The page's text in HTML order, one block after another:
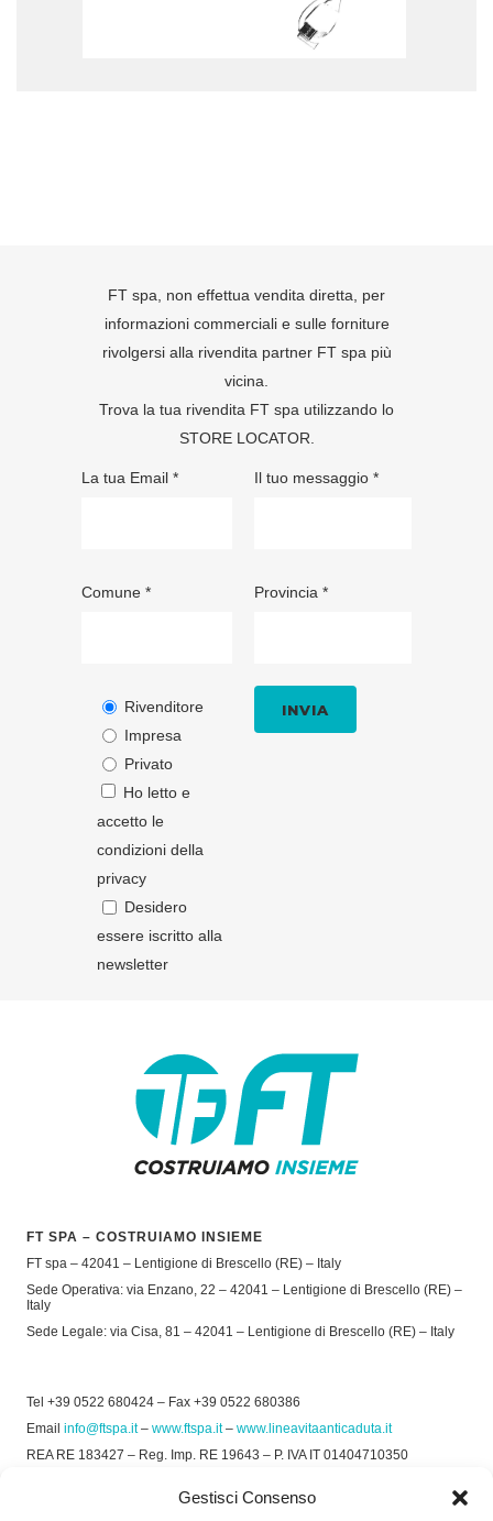
Gestisci Consenso
FT spa, non effettua vendita diretta, per
informazioni commerciali e sulle forniture
rivolgersi alla rivendita partner FT spa più
vicina.
Trova la tua rivendita FT spa utilizzando lo
STORE LOCATOR
La tua Email *
Comune *
Rivenditore
Impresa
Privato
Ho letto e
accetto le
condizioni della
privacy
Desidero
essere iscritto alla
newsletter
Il tuo messaggio *
Provincia *
FT SPA – COSTRUIAMO INSIEME
FT spa – 42041 – Lentigione di Brescello (RE) – Italy
Sede Operativa: via Enzano, 22 – 42041 – Lentigione di Brescello (RE) –
Italy
Sede Legale: via Cisa, 81 – 42041 – Lentigione di Brescello (RE) – Italy
Tel +39 0522 680424 – Fax +39 0522 680386
Email info@ftspa.it– www.ftspa.it– www.lineavitaanticaduta.it
REA RE 183427 – Reg. Imp. RE 19643 – P. IVA IT 01404710350
Privacy Policy–Cookie Policy